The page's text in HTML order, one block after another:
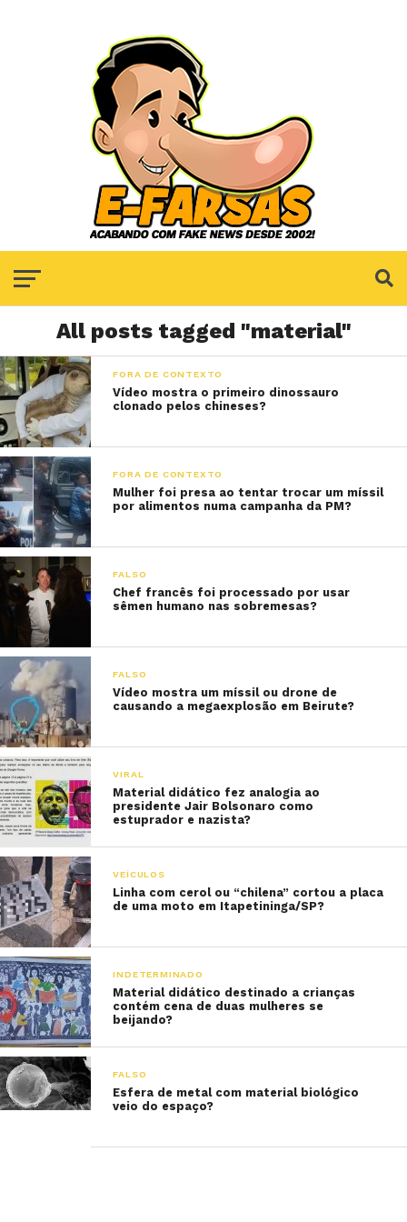
All posts tagged "material"
FORA DE CONTEXTO
Vídeo mostra o primeiro dinossauro
clonado pelos chineses?
FORA DE CONTEXTO
Mulher foi presa ao tentar trocar um míssil
por alimentos numa campanha da PM?
FALSO
Chef francês foi processado por usar
sêmen humano nas sobremesas?
FALSO
Vídeo mostra um míssil ou drone de
causando a megaexplosão em Beirute?
VIRAL
Material didático fez analogia ao
presidente Jair Bolsonaro como
estuprador e nazista?
VEÍCULOS
Linha com cerol ou “chilena” cortou a placa
de uma moto em Itapetininga/SP?
INDETERMINADO
Material didático destinado a crianças
contém cena de duas mulheres se
beijando?
FALSO
Esfera de metal com material biológico
veio do espaço?